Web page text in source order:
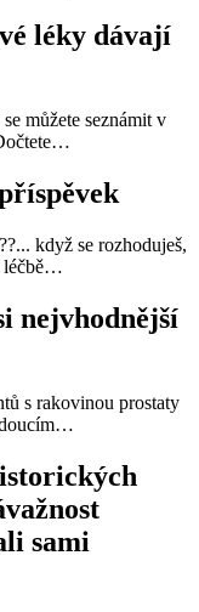
léky dávají
můžete seznámit v
když se rozhoduješ,
léčbě…
nejvhodnější
s rakovinou prostaty
sami